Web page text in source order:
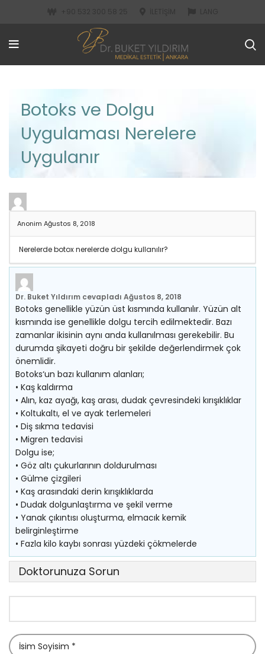
Botoks ve Dolgu
Uygulaması Nerelere
Uygulanır
Anonim Ağustos 8, 2018
Nerelerde botox nerelerde dolgu kullanılır?
Dr. Buket Yıldırım cevapladı Ağustos 8, 2018
Botoks genellikle yüzün üst kısmında kullanılır. Yüzün alt
kısmında ise genellikle dolgu tercih edilmektedir. Bazı
zamanlar ikisinin aynı anda kullanılması gerekebilir. Bu
durumda şikayeti doğru bir şekilde değerlendirmek çok
önemlidir.
Botoks‘un bazı kullanım alanları;
• Kaş kaldırma
• Alın, kaz ayağı, kaş arası, dudak çevresindeki kırışıklıklar
• Koltukaltı, el ve ayak terlemeleri
• Diş sıkma tedavisi
• Migren tedavisi
Dolgu ise;
• Göz altı çukurlarının doldurulması
• Gülme çizgileri
• Kaş arasındaki derin kırışıklıklarda
• Dudak dolgunlaştırma ve şekil verme
• Yanak çıkıntısı oluşturma, elmacık kemik
belirginleştirme
• Fazla kilo kaybı sonrası yüzdeki çökmelerde
Doktorunuza Sorun